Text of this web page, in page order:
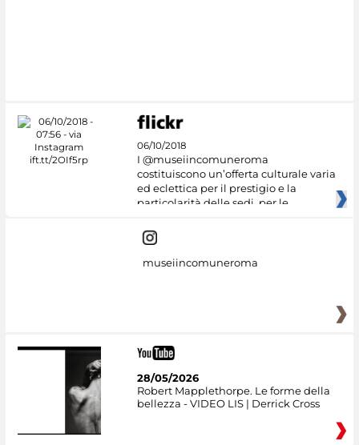
06/10/2018
I @museiincomuneroma
costituiscono un’offerta culturale varia
ed eclettica per il prestigio e la
particolarità delle sedi, per le
museiincomuneroma
28/05/2026
Robert Mapplethorpe. Le forme della
bellezza - VIDEO LIS | Derrick Cross